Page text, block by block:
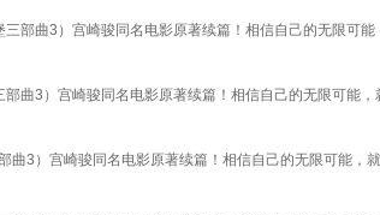
三部曲3）宫崎骏同名电影原著续篇！相信自己的无限
部曲3）宫崎骏同名电影原著续篇！相信自己的无限可
曲3）宫崎骏同名电影原著续篇！相信自己的无限可能